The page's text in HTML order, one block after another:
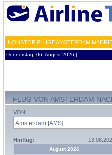
NONSTOP FLÜGE AMSTERDAM
Donnerstag, 06. August 2026 ¦
FLUG VON AMSTERDAM
VON:
Hinflug:
August 2026